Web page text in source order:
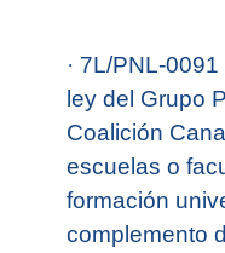
· 7L/PNL-
ley del Grupo
Coalición
escuelas o
formación
complemento